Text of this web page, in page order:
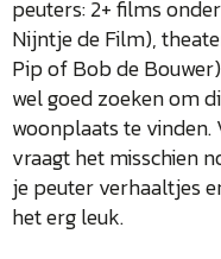
peuters: 2+ films
Nijntje de Film),
Pip of Bob de
wel goed zoeken om
woonplaats te
vraagt het misschien
je peuter verhaaltjes
het erg leuk.